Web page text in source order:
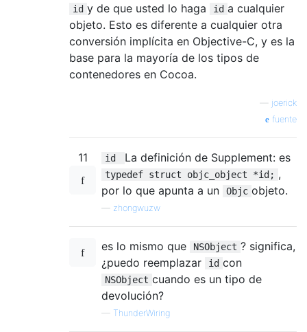
id y de que usted lo haga id a cualquier
objeto. Esto es diferente a cualquier otra
conversión implícita en Objective-C, y es la
base para la mayoría de los tipos de
contenedores en Cocoa.
joerick
fuente
11 id La definición de Supplement: es
typedef struct objc_object *id; ,
por lo que apunta a un
Objc objeto.
zhongwuzw
es lo mismo que NSObject ? significa,
¿puedo reemplazar
id con
NSObject cuando es un tipo de
devolución?
— ThunderWiring